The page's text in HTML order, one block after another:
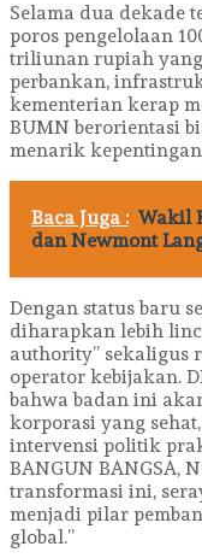
Selama dua dekade
poros pengelolaan
triliunan rupiah yang
perbankan,
kementerian kerap
BUMN berorientasi
menarik
Baca Juga : Wakil
dan Newmont
Dengan status baru
diharapkan lebih
authority” sekaligus
operator kebijakan.
bahwa badan ini
korporasi yang
intervensi politik
BANGUN BANGSA,
transformasi ini,
menjadi pilar
global.”